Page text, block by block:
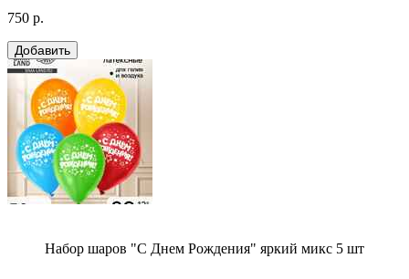
750 р.
Набор шаров "С Днем Рождения" яркий микс 5 шт